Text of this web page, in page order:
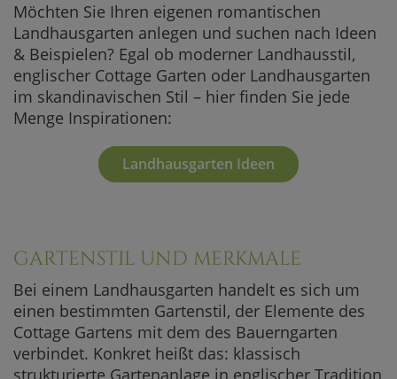
Möchten Sie Ihren eigenen romantischen
Landhausgarten anlegen und suchen nach Ideen
& Beispielen? Egal ob moderner Landhausstil,
englischer Cottage Garten oder Landhausgarten
im skandinavischen Stil – hier finden Sie jede
Menge Inspirationen:
Landhausgarten Ideen
GARTENSTIL UND MERKMALE
Bei einem Landhausgarten handelt es sich um
einen bestimmten Gartenstil, der Elemente des
Cottage Gartens mit dem des Bauerngarten
verbindet. Konkret heißt das: klassisch
strukturierte Gartenanlage in englischer Tradition